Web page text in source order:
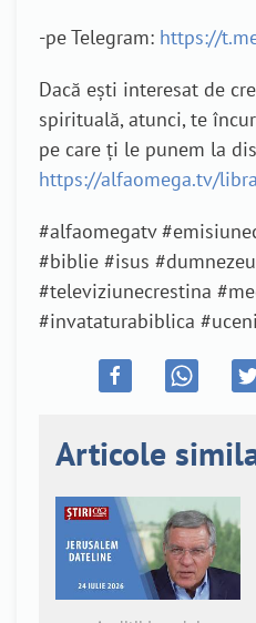
-pe Telegram: https://
Dacă ești interesat de
spirituală, atunci, te
pe care ți le punem la
https://alfaomega.tv/
#alfaomegatv
#biblie #isus
#televiziunecrestina
#invataturabiblica
Articole